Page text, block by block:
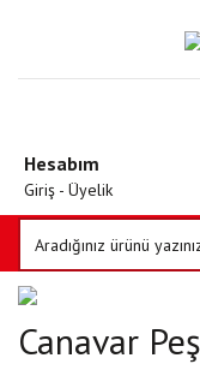
Hesabım
Giriş - Üyelik
Canavar